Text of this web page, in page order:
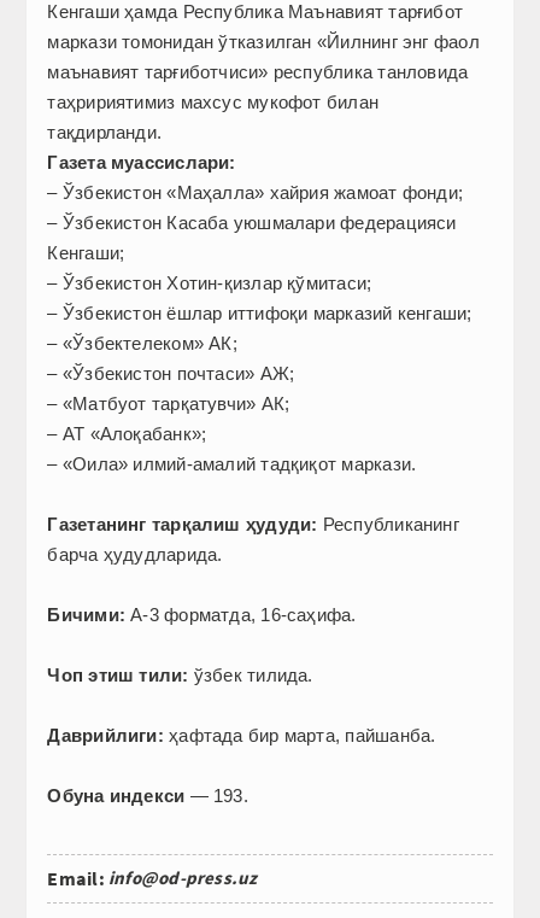
Кенгаши ҳамда Республика Маънавият тарғибот
маркази томонидан ўтказилган «Йилнинг энг фаол
маънавият тарғиботчиси» республика танловида
таҳририятимиз махсус мукофот билан
тақдирланди.
Газета муассислари:
– Ўзбекистон «Маҳалла» хайрия жамоат фонди;
– Ўзбекистон Касаба уюшмалари федерацияси
Кенгаши;
– Ўзбекистон Хотин-қизлар қўмитаси;
– Ўзбекистон ёшлар иттифоқи марказий кенгаши;
– «Ўзбектелеком» АК;
– «Ўзбекистон почтаси» АЖ;
– «Матбуот тарқатувчи» АК;
– АТ «Алоқабанк»;
– «Оила» илмий-амалий тадқиқот маркази.
Газетанинг тарқалиш ҳудуди: Республиканинг
барча ҳудудларида.
Бичими:А-3 форматда, 16-саҳифа.
Чоп этиш тили: ўзбек тилида.
Даврийлиги: ҳафтада бир марта, пайшанба.
Обуна индекси — 193.
Email: info@od-press.uz